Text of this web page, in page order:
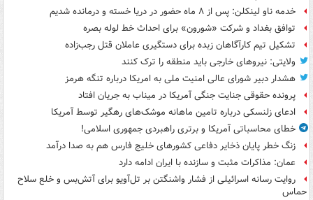
خدمه ناو لینکلن: پس از ۸ ماه حضور در دریا خسته و درمانده‌ شدیم
توافق بغداد و شرکت «شورون» برای احداث خط لوله بصره
تشکیل تیم کارآگاهان زبده برای دستگیری عاملان قتل رجب‌زاده
ولایتی: نیروهای خارجی باید منطقه را ترک کنند
هشدار دبیر شورای عالی امنیت ملی به امریکا درباره تنگه هرمز
پرونده حقوقی جنایت جنگی آمریکا در میناب به جریان افتاد
ادعای زلنسکی درباره تامین ماهانه موشک‌های رهگیر توسط آمریکا
خطای محاسباتی آمریکا و برتری راهبردی جمهوری اسلامی!
زنگ خطر پایان ذخایر دفاعی کشورهای خلیج فارس هم به صدا درآمد
عمان: مذاکرات مثبت و سازنده با ایران ادامه دارد
روایت رسانه اسرائیلی از فشار واشنگتن بر تل‌آویو برای آتش‌بس و خلع سلاح
حماس